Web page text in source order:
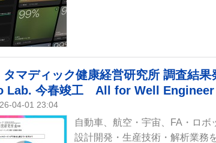
タマディック健康経営研究所 調査結
Lab. 今春竣工 All for Well Engineer
04-01 23:04
自動車、航空・宇宙、FA・ロ
設計開発・生産技術・解析業務